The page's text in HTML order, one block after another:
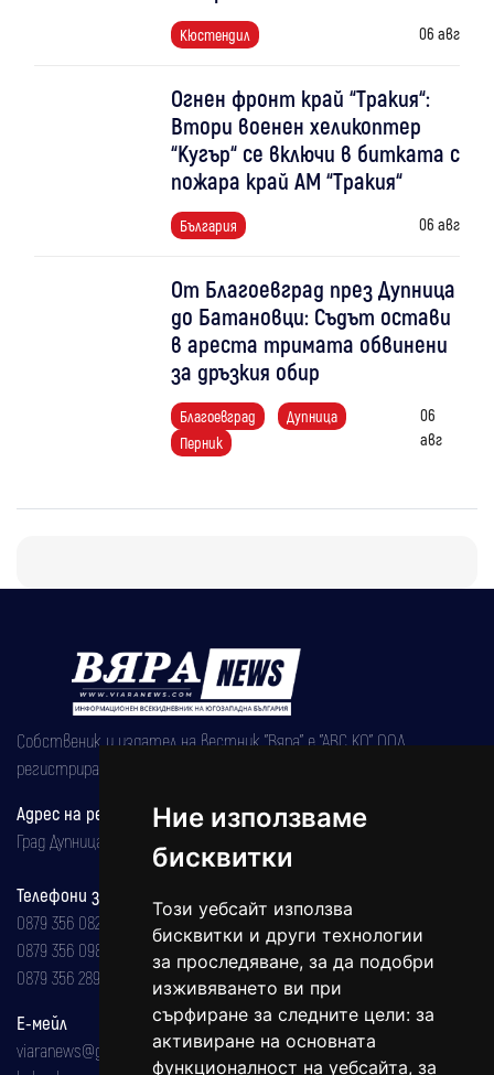
Ние използваме
бисквитки
Този уебсайт използва
бисквитки и други технологии
за проследяване, за да подобри
изживяването ви при
сърфиране за следните цели: за
активиране на основната
функционалност на уебсайта, за
Кюстендил 06 авг
Огнен фронт край “Тракия“:
Втори военен хеликоптер
“Кугър“ се включи в битката с
пожара край АМ “Тракия“
България 06 авг
От Благоевград през Дупница
до Батановци: Съдът остави
в ареста тримата обвинени
за дръзкия обир
Благоевград
Дупница
Перник
06
авг
Собственик и издател на вестник "Вяра" е "АВС КО" ООД,
регистрирана на 08.05.2002 година.
Адрес на редакцията
Град Дупница, ул.''Христо Ботев" 43
Телефони за реклама и абонаменти
0879 356 082
0879 356 098
0879 356 289
Е-мейл
viaranews@gmail.com